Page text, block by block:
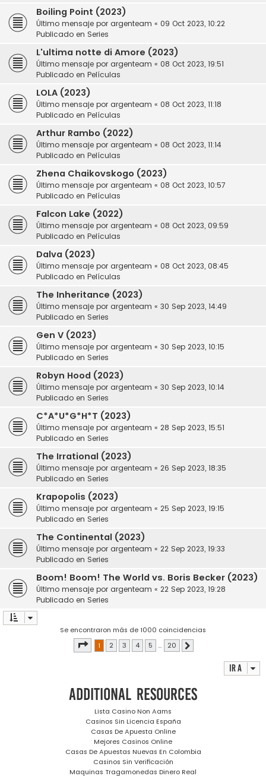
Boiling Point (2023)
Último mensaje por argenteam « 09 Oct 2023, 10:22
Publicado en Series
L'ultima notte di Amore (2023)
Último mensaje por argenteam « 08 Oct 2023, 19:51
Publicado en Películas
LOLA (2023)
Último mensaje por argenteam « 08 Oct 2023, 11:18
Publicado en Películas
Arthur Rambo (2022)
Último mensaje por argenteam « 08 Oct 2023, 11:14
Publicado en Películas
Zhena Chaikovskogo (2023)
Último mensaje por argenteam « 08 Oct 2023, 10:57
Publicado en Películas
Falcon Lake (2022)
Último mensaje por argenteam « 08 Oct 2023, 09:59
Publicado en Películas
Dalva (2023)
Último mensaje por argenteam « 08 Oct 2023, 08:45
Publicado en Películas
The Inheritance (2023)
Último mensaje por argenteam « 30 Sep 2023, 14:49
Publicado en Series
Gen V (2023)
Último mensaje por argenteam « 30 Sep 2023, 10:15
Publicado en Series
Robyn Hood (2023)
Último mensaje por argenteam « 30 Sep 2023, 10:14
Publicado en Series
C*A*U*G*H*T (2023)
Último mensaje por argenteam « 28 Sep 2023, 15:51
Publicado en Series
The Irrational (2023)
Último mensaje por argenteam « 26 Sep 2023, 18:35
Publicado en Series
Krapopolis (2023)
Último mensaje por argenteam « 25 Sep 2023, 19:15
Publicado en Series
The Continental (2023)
Último mensaje por argenteam « 22 Sep 2023, 19:33
Publicado en Series
Boom! Boom! The World vs. Boris Becker (2023)
Último mensaje por argenteam « 22 Sep 2023, 19:28
Publicado en Series
Se encontraron más de 1000 coincidencias
Página
de 20
1 2 3 4 5 … 20
Ir a
Additional resources
Lista Casino Non Aams
Casinos Sin Licencia España
Casas De Apuesta Online
Mejores Casinos Online
Casas De Apuestas Nuevas En Colombia
Casinos Sin Verificación
Maquinas Tragamonedas Dinero Real